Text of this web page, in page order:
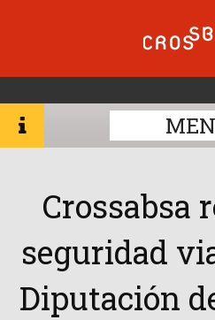
Crossabsa
seguridad
Diputación